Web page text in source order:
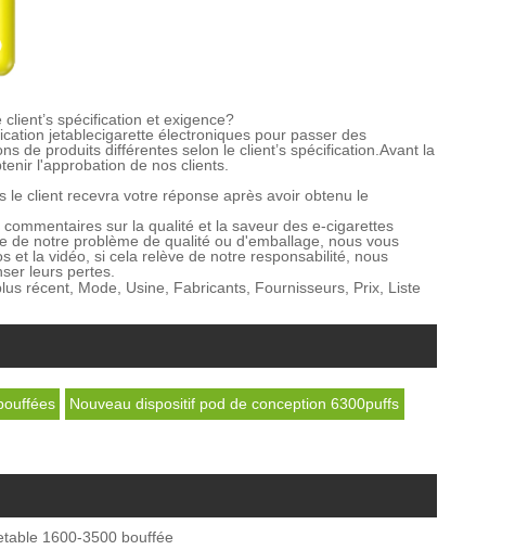
client’s spécification et exigence?
jetablecigarette électroniques pour passer des
de produits différentes selon le client’s spécification.Avant la
l'approbation de nos clients.
client recevra votre réponse après avoir obtenu le
sur la qualité et la saveur des e-cigarettes
de notre problème de qualité ou d'emballage, nous vous
et la vidéo, si cela relève de notre responsabilité, nous
leurs pertes.
récent, Mode, Usine, Fabricants, Fournisseurs, Prix, Liste
Nouveau dispositif pod de conception 6300puffs
1600-3500 bouffée